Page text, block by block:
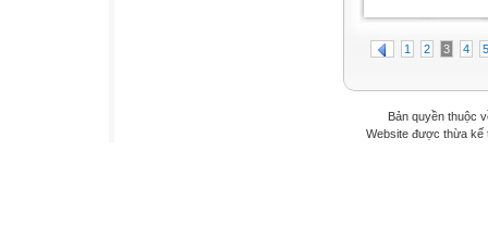
1 2 3 4 5
Bản quyền thuộc
Website được thừa